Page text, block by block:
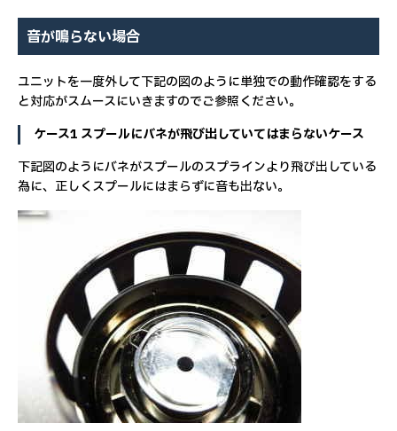
音が鳴らない場合
ユニットを一度外して下記の図のように単独での動作確認をする
と対応がスムースにいきますのでご参照ください。
ケース1 スプールにバネが飛び出していてはまらないケース
下記図のようにバネがスプールのスプラインより飛び出している
為に、正しくスプールにはまらずに音も出ない。